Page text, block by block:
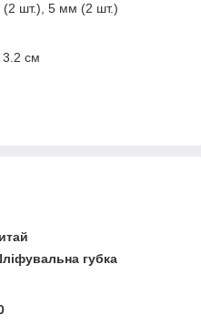
шт.), 5 мм (2 шт.)
3.2 см
губка